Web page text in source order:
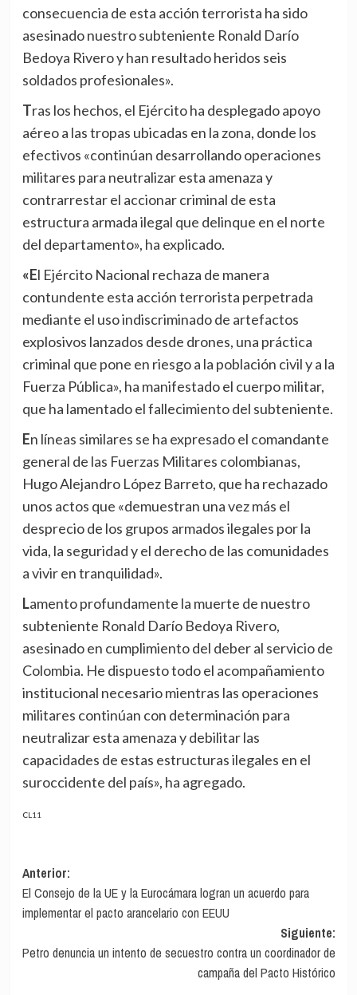
consecuencia de esta acción terrorista ha sido
asesinado nuestro subteniente Ronald Darío
Bedoya Rivero y han resultado heridos seis
soldados profesionales».
Tras los hechos, el Ejército ha desplegado apoyo
aéreo a las tropas ubicadas en la zona, donde los
efectivos «continúan desarrollando operaciones
militares para neutralizar esta amenaza y
contrarrestar el accionar criminal de esta
estructura armada ilegal que delinque en el norte
del departamento», ha explicado.
«El Ejército Nacional rechaza de manera
contundente esta acción terrorista perpetrada
mediante el uso indiscriminado de artefactos
explosivos lanzados desde drones, una práctica
criminal que pone en riesgo a la población civil y a la
Fuerza Pública», ha manifestado el cuerpo militar,
que ha lamentado el fallecimiento del subteniente.
En líneas similares se ha expresado el comandante
general de las Fuerzas Militares colombianas,
Hugo Alejandro López Barreto, que ha rechazado
unos actos que «demuestran una vez más el
desprecio de los grupos armados ilegales por la
vida, la seguridad y el derecho de las comunidades
a vivir en tranquilidad».
Lamento profundamente la muerte de nuestro
subteniente Ronald Darío Bedoya Rivero,
asesinado en cumplimiento del deber al servicio de
Colombia. He dispuesto todo el acompañamiento
institucional necesario mientras las operaciones
militares continúan con determinación para
neutralizar esta amenaza y debilitar las
capacidades de estas estructuras ilegales en el
suroccidente del país», ha agregado.
CL11
Navegación
de
entradas
Anterior:
El Consejo de la UE y la Eurocámara logran un acuerdo para
implementar el pacto arancelario con EEUU
Siguiente:
Petro denuncia un intento de secuestro contra un coordinador de
campaña del Pacto Histórico